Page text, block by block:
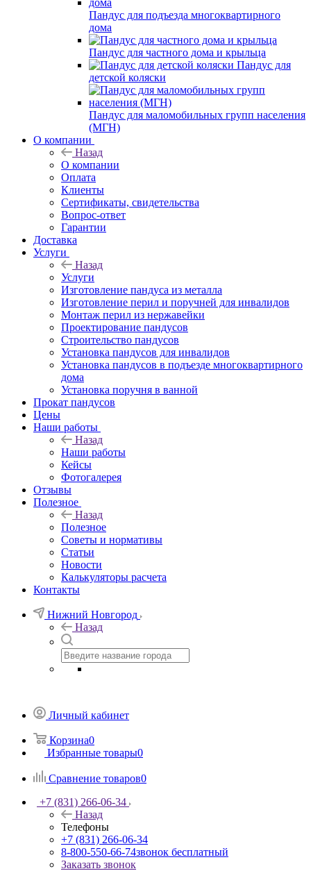
Пандус для подъезда многоквартирного
дома
Пандус для частного дома и крыльца
Пандус для
детской коляски
Пандус для маломобильных групп населения
(МГН)
О компании
Назад
О компании
Оплата
Клиенты
Сертификаты, свидетельства
Вопрос-ответ
Гарантии
Доставка
Услуги
Назад
Услуги
Изготовление пандуса из металла
Изготовление перил и поручней для инвалидов
Монтаж перил из нержавейки
Проектирование пандусов
Строительство пандусов
Установка пандусов для инвалидов
Установка пандусов в подъезде многоквартирного
дома
Установка поручня в ванной
Прокат пандусов
Цены
Наши работы
Назад
Наши работы
Кейсы
Фотогалерея
Отзывы
Полезное
Назад
Полезное
Советы и нормативы
Статьи
Новости
Калькуляторы расчета
Контакты
Нижний Новгород
Назад
Личный кабинет
Корзина0
Избранные товары0
Сравнение товаров0
+7 (831) 266-06-34
Назад
Телефоны
+7 (831) 266-06-34
8-800-550-66-74звонок бесплатный
Заказать звонок